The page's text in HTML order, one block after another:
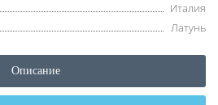
Италия
Латунь
Описание